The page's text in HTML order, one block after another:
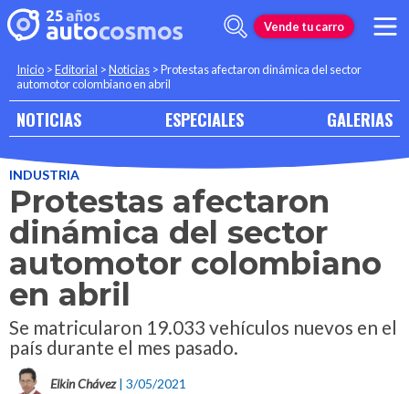
Vende tu carro
Inicio >Editorial >Noticias >Protestas afectaron dinámica del sector
automotor colombiano en abril
NOTICIAS ESPECIALES GALERIAS
INDUSTRIA
Protestas afectaron
dinámica del sector
automotor colombiano
en abril
Se matricularon 19.033 vehículos nuevos en el
país durante el mes pasado.
Elkin Chávez | 3/05/2021